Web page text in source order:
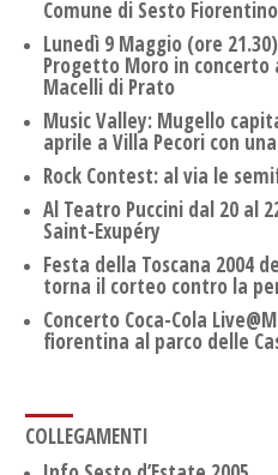
Comune di Sesto Fiorentino
Lunedì 9 Maggio (ore
Progetto Moro in concerto
Macelli di Prato
Music Valley: Mugello
aprile a Villa Pecori con
Rock Contest: al via le
Al Teatro Puccini dal 20 al
Saint-Exupéry
Festa della Toscana 2004
torna il corteo contro la
Concerto Coca-Cola
fiorentina al parco delle
COLLEGAMENTI